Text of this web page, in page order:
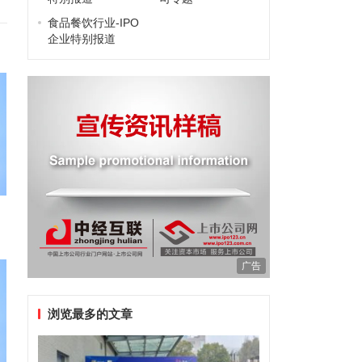
食品餐饮行业-IPO
企业特别报道
广告
浏览最多的文章